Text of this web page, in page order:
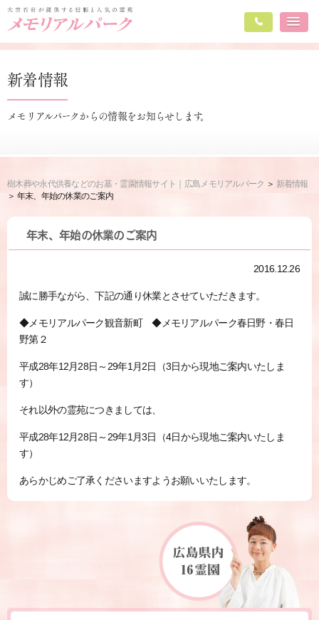
新着情報
メモリアルパークからの情報をお知らせします。
樹木葬や永代供養などのお墓・霊園情報サイト｜広島メモリアルパーク
新着情報
年末、年始の休業のご案内
年末、年始の休業のご案内
2016.12.26
誠に勝手ながら、下記の通り休業とさせていただきます。
◆メモリアルパーク観音新町 ◆メモリアルパーク春日野・春日
野第２
平成28年12月28日～29年1月2日（3日から現地ご案内いたしま
す）
それ以外の霊苑につきましては、
平成28年12月28日～29年1月3日（4日から現地ご案内いたしま
す）
あらかじめご了承くださいますようお願いいたします。